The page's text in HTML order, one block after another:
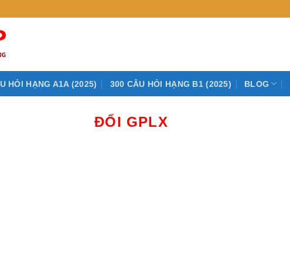
HỎI HẠNG A1A (2025) 300 CÂU HỎI HẠNG B1 (2025) BLOG
ĐỔI GPLX